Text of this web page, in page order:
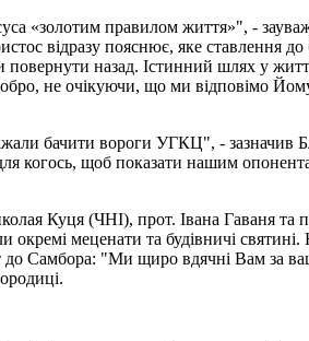
«золотим правилом життя»", -
відразу пояснює, яке ставлення
назад. Істинний шлях у
не очікуючи, що ми відповімо
бачити вороги УГКЦ", -
когось, щоб показати нашим
Куця (ЧНІ), прот. Івана Гаваня
окремі меценати та будівничі
Самбора: "Ми щиро вдячні Вам за